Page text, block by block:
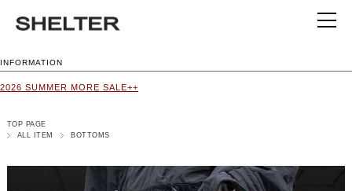
INFORMATION
2026 SUMMER MORE SALE++
TOP PAGE
ALL ITEM
BOTTOMS